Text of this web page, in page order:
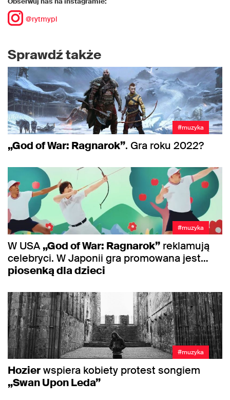
@rytmypl
Sprawdź także
#muzyka
„God of War: Ragnarok”. Gra roku 2022?
#muzyka
W USA„God of War: Ragnarok” reklamują
celebryci. W Japonii gra promowana jest…
piosenką dla dzieci
#muzyka
Hozierwspiera kobiety protest songiem
„Swan Upon Leda”